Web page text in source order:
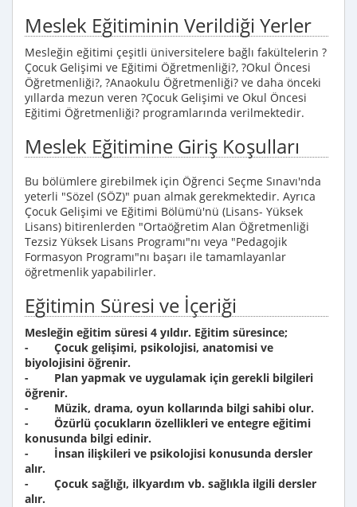
Meslek Eğitiminin Verildiği Yerler
Mesleğin eğitimi çeşitli üniversitelere bağlı fakültelerin ?
Çocuk Gelişimi ve Eğitimi Öğretmenliği?, ?Okul Öncesi
Öğretmenliği?, ?Anaokulu Öğretmenliği? ve daha önceki
yıllarda mezun veren ?Çocuk Gelişimi ve Okul Öncesi
Eğitimi Öğretmenliği? programlarında verilmektedir.
Meslek Eğitimine Giriş Koşulları
Bu bölümlere girebilmek için Öğrenci Seçme Sınavı'nda
yeterli "Sözel (SÖZ)" puan almak gerekmektedir. Ayrıca
Çocuk Gelişimi ve Eğitimi Bölümü'nü (Lisans- Yüksek
Lisans) bitirenlerden "Ortaöğretim Alan Öğretmenliği
Tezsiz Yüksek Lisans Programı"nı veya "Pedagojik
Formasyon Programı"nı başarı ile tamamlayanlar
öğretmenlik yapabilirler.
Eğitimin Süresi ve İçeriği
Mesleğin eğitim süresi 4 yıldır. Eğitim süresince;
- Çocuk gelişimi, psikolojisi, anatomisi ve
biyolojisini öğrenir.
- Plan yapmak ve uygulamak için gerekli bilgileri
öğrenir.
- Müzik, drama, oyun kollarında bilgi sahibi olur.
- Özürlü çocukların özellikleri ve entegre eğitimi
konusunda bilgi edinir.
- İnsan ilişkileri ve psikolojisi konusunda dersler
alır.
- Çocuk sağlığı, ilkyardım vb. sağlıkla ilgili dersler
alır.